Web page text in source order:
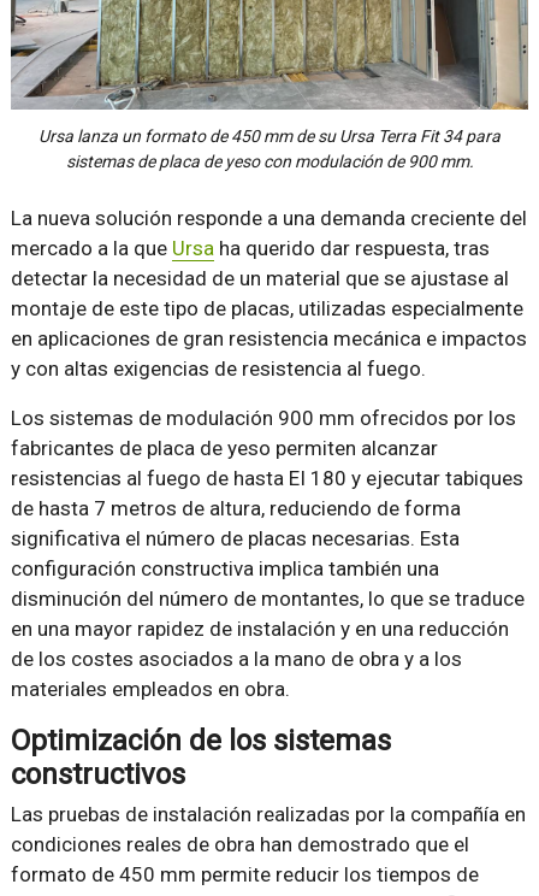
Ursa lanza un formato de 450 mm de su Ursa Terra Fit 34 para
sistemas de placa de yeso con modulación de 900 mm.
La nueva solución responde a una demanda creciente del
mercado a la que Ursa ha querido dar respuesta, tras
detectar la necesidad de un material que se ajustase al
montaje de este tipo de placas, utilizadas especialmente
en aplicaciones de gran resistencia mecánica e impactos
y con altas exigencias de resistencia al fuego.
Los sistemas de modulación 900 mm ofrecidos por los
fabricantes de placa de yeso permiten alcanzar
resistencias al fuego de hasta EI 180 y ejecutar tabiques
de hasta 7 metros de altura, reduciendo de forma
significativa el número de placas necesarias. Esta
configuración constructiva implica también una
disminución del número de montantes, lo que se traduce
en una mayor rapidez de instalación y en una reducción
de los costes asociados a la mano de obra y a los
materiales empleados en obra.
Optimización de los sistemas
constructivos
Las pruebas de instalación realizadas por la compañía en
condiciones reales de obra han demostrado que el
formato de 450 mm permite reducir los tiempos de